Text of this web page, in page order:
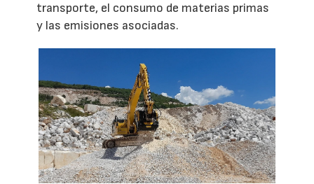
transporte, el consumo de materias primas
y las emisiones asociadas.